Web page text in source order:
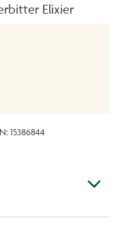
Elixier
15386844